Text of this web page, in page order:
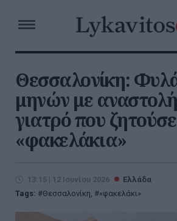
Θεσσαλονίκη:
μηνών με
γιατρό που ζητούσε
«φακελάκια»
13:15 | 12 Ιουνίου 2026
Ελλάδα
Tags:
Θεσσαλονίκη, «φακελάκι»